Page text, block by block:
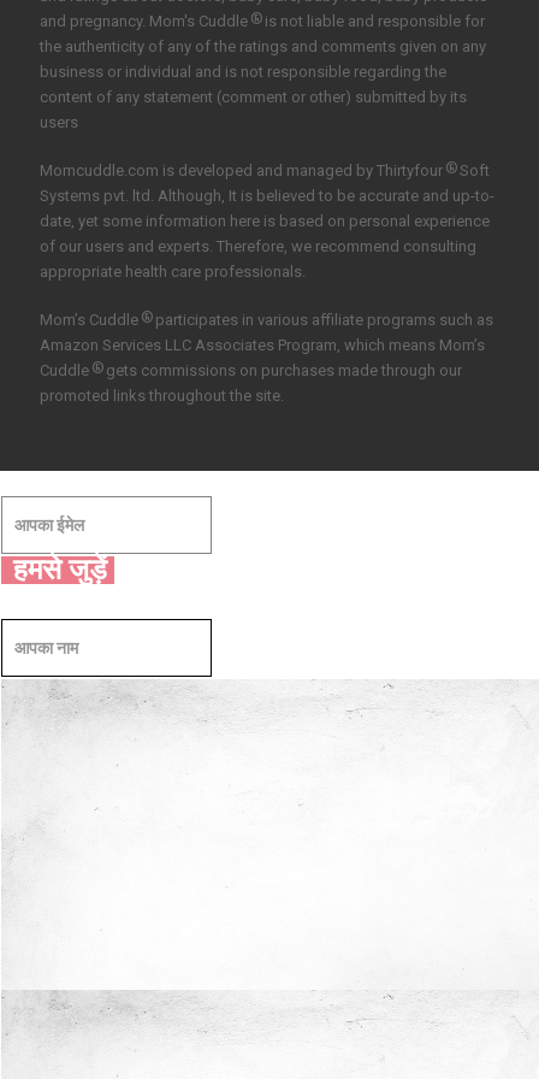
and pregnancy. Mom's Cuddle ®is not liable and responsible for
the authenticity of any of the ratings and comments given on any
business or individual and is not responsible regarding the
content of any statement (comment or other) submitted by its
users
Momcuddle.com is developed and managed by Thirtyfour ®Soft
Systems pvt. ltd. Although, It is believed to be accurate and up-to-
date, yet some information here is based on personal experience
of our users and experts. Therefore, we recommend consulting
appropriate health care professionals.
Mom’s Cuddle ®participates in various affiliate programs such as
Amazon Services LLC Associates Program, which means Mom’s
Cuddle ®gets commissions on purchases made through our
promoted links throughout the site.
हमसे जुड़ें